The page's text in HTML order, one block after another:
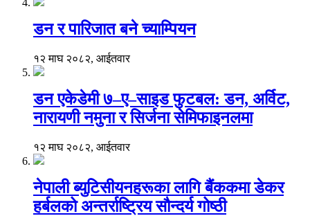
डन र पारिजात बने च्याम्पियन
१२ माघ २०८२, आईतवार
डन एकेडेमी ७–ए–साइड फुटबल: डन, अर्विट,
नारायणी नमुना र सिर्जना सेमिफाइनलमा
१२ माघ २०८२, आईतवार
नेपाली ब्युटिसीयनहरूका लागि बैंककमा डेकर
हर्बलको अन्तर्राष्ट्रिय सौन्दर्य गोष्ठी